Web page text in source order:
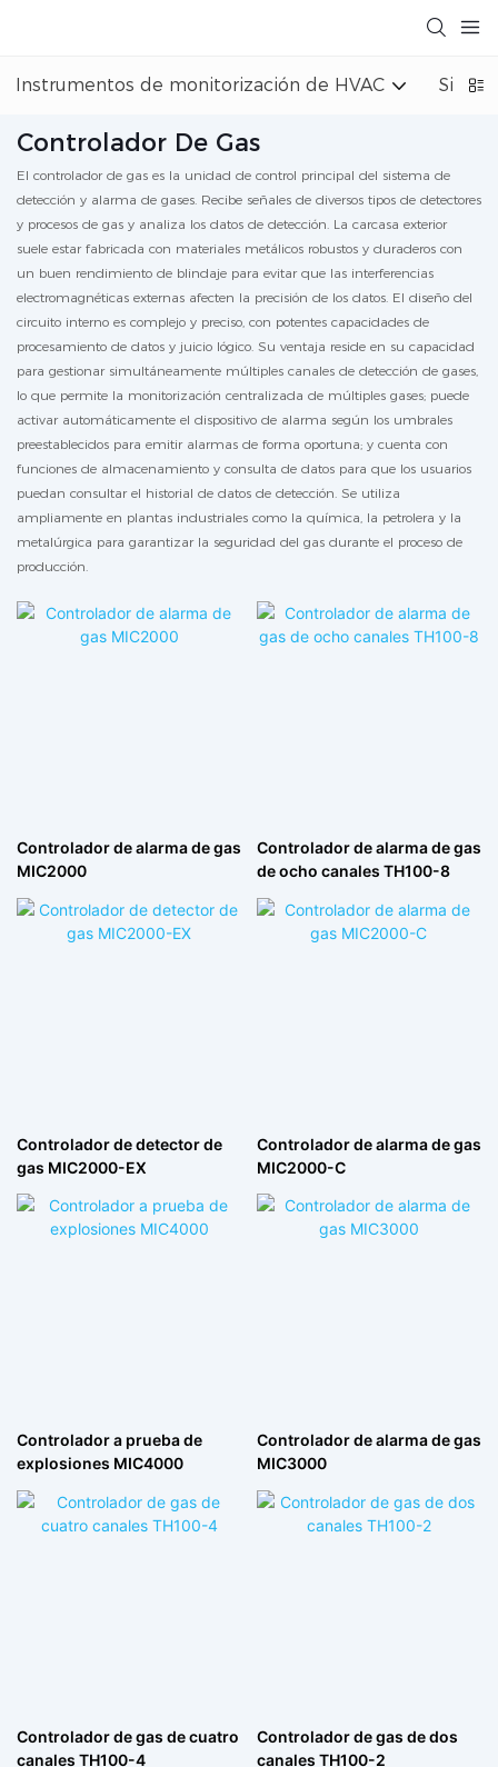
Instrumentos de monitorización de HVAC
Controlador De Gas
El controlador de gas es la unidad de control principal del sistema de
detección y alarma de gases. Recibe señales de diversos tipos de detectores
y procesos de gas y analiza los datos de detección. La carcasa exterior
suele estar fabricada con materiales metálicos robustos y duraderos con
un buen rendimiento de blindaje para evitar que las interferencias
electromagnéticas externas afecten la precisión de los datos. El diseño del
circuito interno es complejo y preciso, con potentes capacidades de
procesamiento de datos y juicio lógico. Su ventaja reside en su capacidad
para gestionar simultáneamente múltiples canales de detección de gases,
lo que permite la monitorización centralizada de múltiples gases; puede
activar automáticamente el dispositivo de alarma según los umbrales
preestablecidos para emitir alarmas de forma oportuna; y cuenta con
funciones de almacenamiento y consulta de datos para que los usuarios
puedan consultar el historial de datos de detección. Se utiliza
ampliamente en plantas industriales como la química, la petrolera y la
metalúrgica para garantizar la seguridad del gas durante el proceso de
producción.
Controlador de alarma de gas
MIC2000
Controlador de alarma de gas
de ocho canales TH100-8
Controlador de detector de
gas MIC2000-EX
Controlador de alarma de gas
MIC2000-C
Controlador a prueba de
explosiones MIC4000
Controlador de alarma de gas
MIC3000
Controlador de gas de cuatro
canales TH100-4
Controlador de gas de dos
canales TH100-2